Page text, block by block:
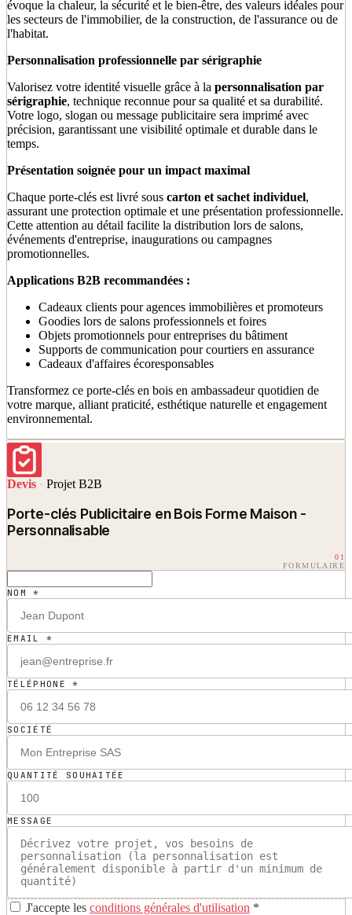
évoque la chaleur, la sécurité et le bien-être, des valeurs idéales pour
les secteurs de l'immobilier, de la construction, de l'assurance ou de
l'habitat.
Personnalisation professionnelle par sérigraphie
Valorisez votre identité visuelle grâce à la personnalisation par
sérigraphie, technique reconnue pour sa qualité et sa durabilité.
Votre logo, slogan ou message publicitaire sera imprimé avec
précision, garantissant une visibilité optimale et durable dans le
temps.
Présentation soignée pour un impact maximal
Chaque porte-clés est livré sous carton et sachet individuel,
assurant une protection optimale et une présentation professionnelle.
Cette attention au détail facilite la distribution lors de salons,
événements d'entreprise, inaugurations ou campagnes
promotionnelles.
Applications B2B recommandées :
Cadeaux clients pour agences immobilières et promoteurs
Goodies lors de salons professionnels et foires
Objets promotionnels pour entreprises du bâtiment
Supports de communication pour courtiers en assurance
Cadeaux d'affaires écoresponsables
Transformez ce porte-clés en bois en ambassadeur quotidien de
votre marque, alliant praticité, esthétique naturelle et engagement
environnemental.
Devis · Projet B2B
Porte-clés Publicitaire en Bois Forme Maison -
Personnalisable
01
FORMULAIRE
NOM *
EMAIL *
TÉLÉPHONE *
SOCIÉTÉ
QUANTITÉ SOUHAITÉE
MESSAGE
J'accepte les conditions générales d'utilisation *